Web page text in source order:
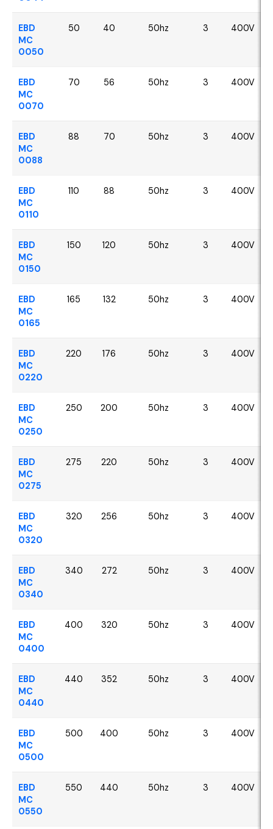
EBD
MC
0050
50 40 50hz 3 400V
EBD
MC
0070
70 56 50hz 3 400V
EBD
MC
0088
88 70 50hz 3 400V
EBD
MC
0110
110 88 50hz 3 400V
EBD
MC
0150
150 120 50hz 3 400V
EBD
MC
0165
165 132 50hz 3 400V
EBD
MC
0220
220 176 50hz 3 400V
EBD
MC
0250
250 200 50hz 3 400V
EBD
MC
0275
275 220 50hz 3 400V
EBD
MC
0320
320 256 50hz 3 400V
EBD
MC
0340
340 272 50hz 3 400V
EBD
MC
0400
400 320 50hz 3 400V
EBD
MC
0440
440 352 50hz 3 400V
EBD
MC
0500
500 400 50hz 3 400V
EBD
MC
0550
550 440 50hz 3 400V